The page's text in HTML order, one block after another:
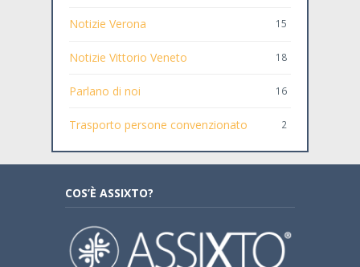
Notizie Verona 15
Notizie Vittorio Veneto 18
Parlano di noi 16
Trasporto persone convenzionato 2
COS’È ASSIXTO?